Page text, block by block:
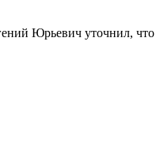
Юрьевич уточнил,